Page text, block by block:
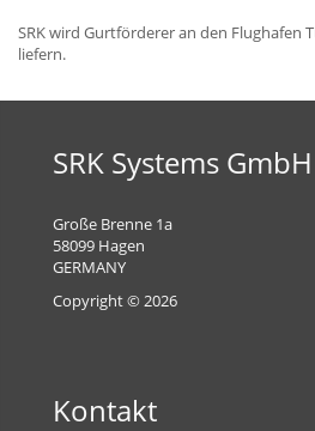
SRK wird Gurtförderer an den Flughafen
liefern.
SRK Systems GmbH
Große Brenne 1a
58099 Hagen
GERMANY
Copyright © 2026
Kontakt